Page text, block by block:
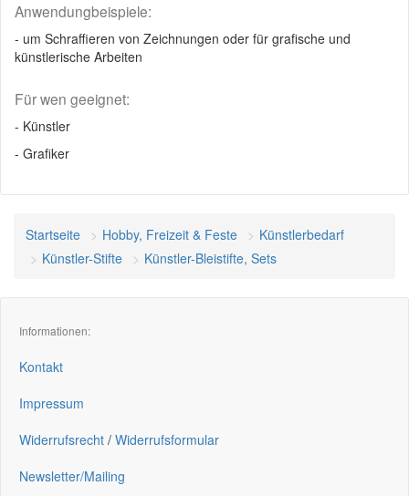
Anwendungbeispiele:
- um Schraffieren von Zeichnungen oder für grafische und
künstlerische Arbeiten
Für wen geeignet:
- Künstler
- Grafiker
Startseite Hobby, Freizeit & Feste
Künstlerbedarf
Künstler-Stifte
Künstler-Bleistifte, Sets
Informationen:
Kontakt
Impressum
Widerrufsrecht / Widerrufsformular
Newsletter/Mailing